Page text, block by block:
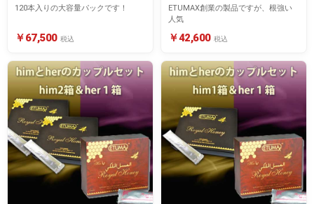
120本入りの大容量パックです！
￥67,500 税込
ETUMAX創業の製品ですが、根強い
人気
￥42,600 税込